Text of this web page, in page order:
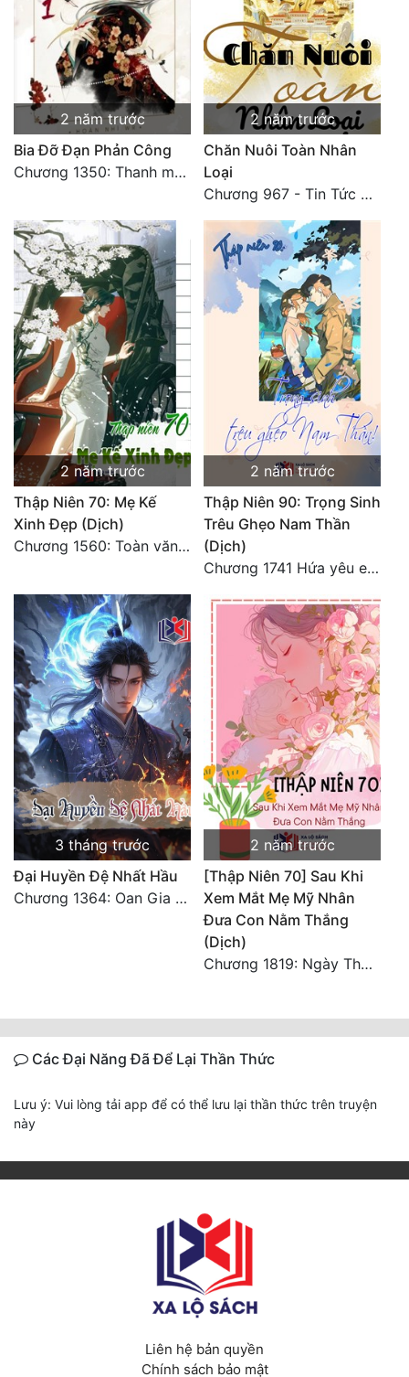
2 năm trước
Bia Đỡ Đạn Phản Công
Chương 1350: Thanh mai trúc mã 18 end
2 năm trước
Chăn Nuôi Toàn Nhân
Loại
Chương 967 - Tin Tức Đáng Sợ 2
2 năm trước
Thập Niên 70: Mẹ Kế
Xinh Đẹp (Dịch)
Chương 1560: Toàn văn hoàn
2 năm trước
Thập Niên 90: Trọng Sinh
Trêu Ghẹo Nam Thần
(Dịch)
Chương 1741 Hứa yêu em ba kiếp 5 [Hoàn Truyện]
3 tháng trước
Đại Huyền Đệ Nhất Hầu
Chương 1364: Oan Gia Ngõ Hẹp
2 năm trước
[Thập Niên 70] Sau Khi
Xem Mắt Mẹ Mỹ Nhân
Đưa Con Nằm Thắng
(Dịch)
Chương 1819: Ngày Thứ Hai Trăm Lẻ Sáu Xuyên Không 4
Các Đại Năng Đã Để Lại Thần Thức
Lưu ý: Vui lòng tải app để có thể lưu lại thần thức trên truyện
này
Liên hệ bản quyền
Chính sách bảo mật